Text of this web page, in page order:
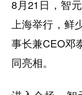
8月21日，智
上海举行，鲜
事长兼CEO邓
同亮相。